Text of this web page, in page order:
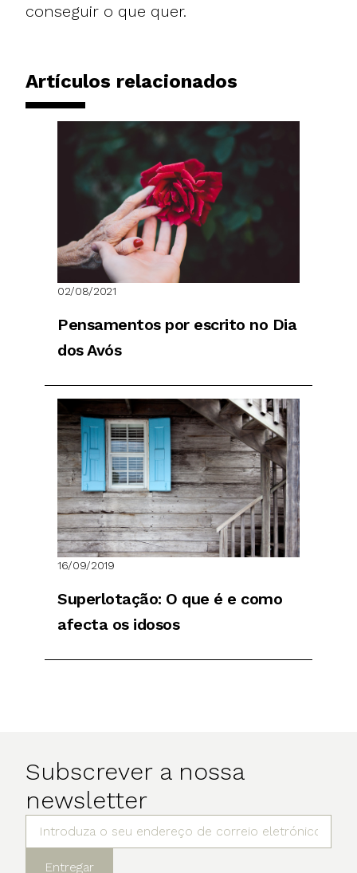
conseguir o que quer.
Artículos relacionados
02/08/2021
Pensamentos por escrito no Dia
dos Avós
16/09/2019
Superlotação: O que é e como
afecta os idosos
Subscrever a nossa
newsletter
Entregar